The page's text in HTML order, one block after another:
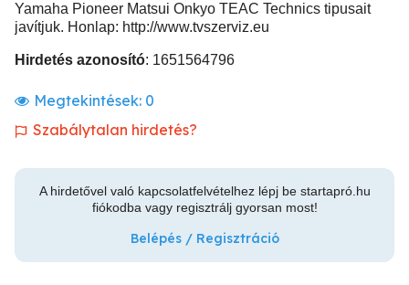
Yamaha Pioneer Matsui Onkyo TEAC Technics tipusait
javítjuk. Honlap: http://www.tvszerviz.eu
Hirdetés azonosító: 1651564796
Megtekintések: 0
Szabálytalan hirdetés?
A hirdetővel való kapcsolatfelvételhez lépj be startapró.hu
fiókodba vagy regisztrálj gyorsan most!
Belépés / Regisztráció